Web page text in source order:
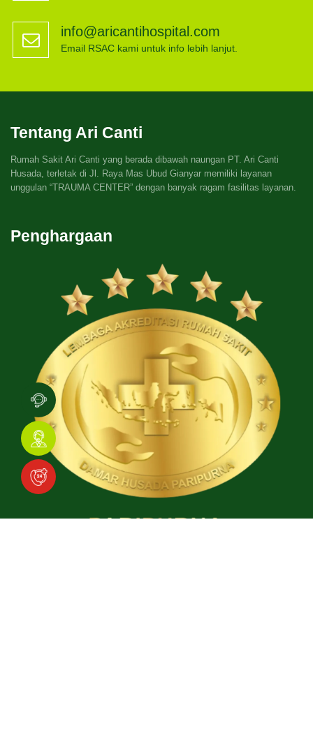
info@aricantihospital.com
Email RSAC kami untuk info lebih lanjut.
Tentang Ari Canti
Rumah Sakit Ari Canti yang berada dibawah naungan PT. Ari Canti
Husada, terletak di Jl. Raya Mas Ubud Gianyar memiliki layanan
unggulan “TRAUMA CENTER” dengan banyak ragam fasilitas layanan.
Penghargaan